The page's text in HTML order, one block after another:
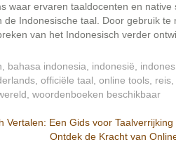
waar ervaren taaldocenten en
Indonesische taal. Door gebruik
van het Indonesisch verder
bahasa indonesia indonesië
officiële taal online tools reis
woordenboeken beschikbaar
Vertalen: Een Gids voor Taalverrijking
Ontdek de Kracht van